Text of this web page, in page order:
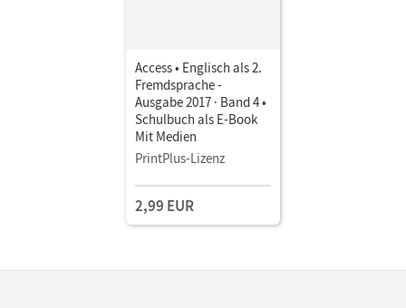
Access • Englisch als 2.
Fremdsprache -
Ausgabe 2017 · Band 4 •
Schulbuch als E-Book
Mit Medien
PrintPlus-Lizenz
2,99 EUR